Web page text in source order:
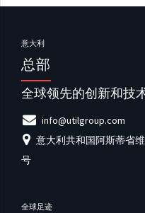
意大利
总部
全球领先的创新和技
info@utilgroup.com
意大利共和国阿斯蒂省
号
全球足迹